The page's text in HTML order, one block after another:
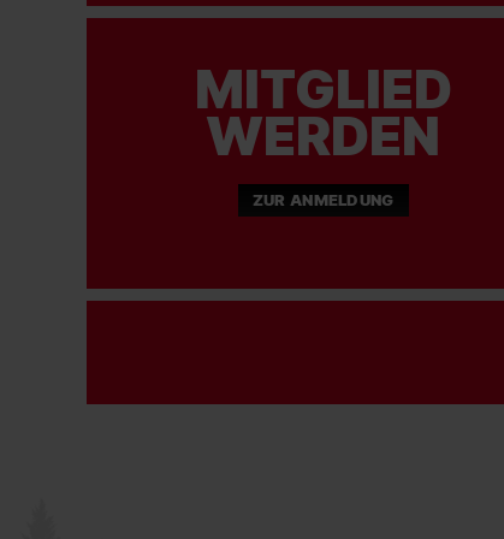
MITGLIED
WERDEN
ZUR ANMELDUNG